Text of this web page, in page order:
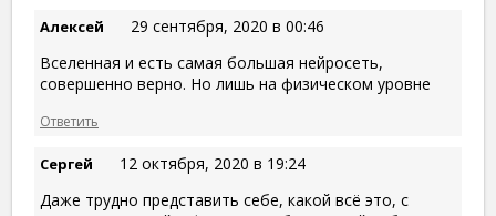
Алексей
29 сентября, 2020 в 00:46
Вселенная и есть самая большая нейросеть,
совершенно верно. Но лишь на физическом уровне
Ответить
Сергей
12 октября, 2020 в 19:24
Даже трудно представить себе, какой всё это, с